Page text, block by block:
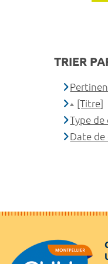
TRIER
[Titre]
Type
Date